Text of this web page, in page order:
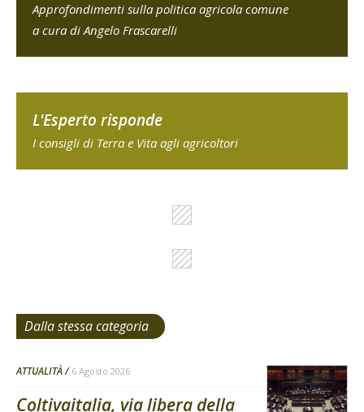
Approfondimenti sulla politica agricola comune
a cura di Angelo Frascarelli
L'Esperto risponde
I consigli di Terra e Vita agli agricoltori
Dalla stessa categoria
ATTUALITÀ 6 Agosto 2026
Coltivaitalia, via libera della